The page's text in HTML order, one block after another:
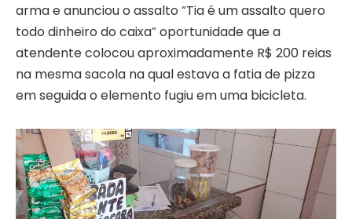
arma e anunciou o assalto “Tia é um assalto quero
todo dinheiro do caixa” oportunidade que a
atendente colocou aproximadamente R$ 200 reias
na mesma sacola na qual estava a fatia de pizza
em seguida o elemento fugiu em uma bicicleta.